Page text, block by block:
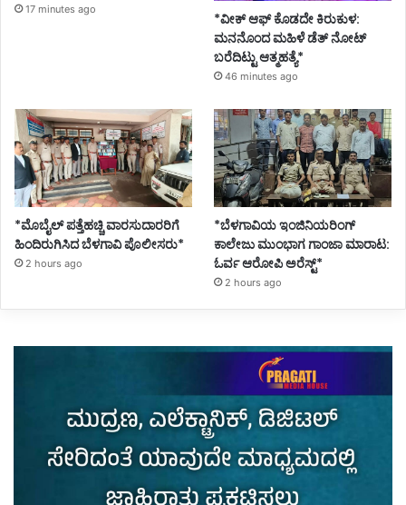
17 minutes ago
*ವೀಕ್ ಆಫ್ ಕೊಡದೇ ಕಿರುಕುಳ:
ಮನನೊಂದ ಮಹಿಳೆ ಡೆತ್ ನೋಟ್
ಬರೆದಿಟ್ಟು ಆತ್ಮಹತ್ಯೆ*
46 minutes ago
*ಮೊಬೈಲ್ ಪತ್ತೆಹಚ್ಚಿ ವಾರಸುದಾರರಿಗೆ
ಹಿಂದಿರುಗಿಸಿದ ಬೆಳಗಾವಿ ಪೊಲೀಸರು*
2 hours ago
*ಬೆಳಗಾವಿಯ ಇಂಜಿನಿಯರಿಂಗ್‌
ಕಾಲೇಜು ಮುಂಭಾಗ ಗಾಂಜಾ ಮಾರಾಟ:
ಓರ್ವ ಆರೋಪಿ ಅರೆಸ್ಟ್*
2 hours ago